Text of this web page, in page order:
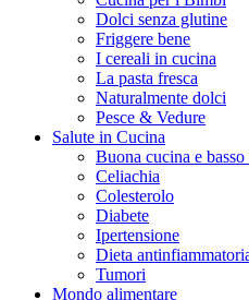
Dolci senza glutine
Friggere bene
I cereali in cucina
La pasta fresca
Naturalmente dolci
Pesce & Vedure
Salute in Cucina
Buona cucina e
Celiachia
Colesterolo
Diabete
Ipertensione
Dieta
Tumori
Mondo alimentare